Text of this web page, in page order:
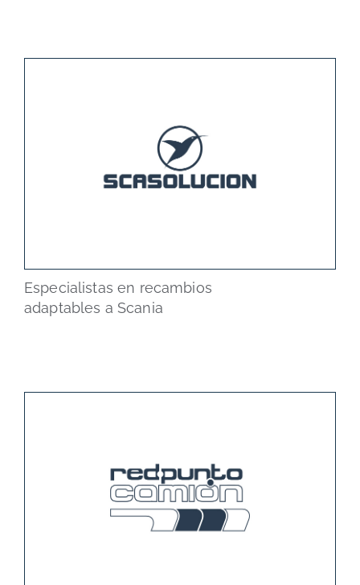
Especialistas en recambios
adaptables a Scania